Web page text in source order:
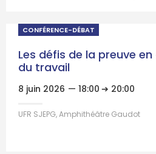
CONFÉRENCE-DÉBAT
Les défis de la preuve
du travail
8 juin 2026 — 18:00 ➔ 20:00
UFR SJEPG, Amphithéâtre Gaudot